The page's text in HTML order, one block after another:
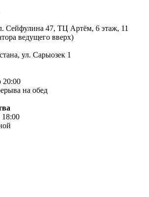
Сейфулина 47, ТЦ Артём, 6 этаж, 11
ведущего вверх)
ул. Сарыозек 1
20:00
на обед